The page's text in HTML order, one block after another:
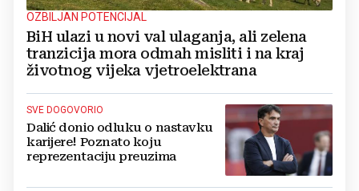
OZBILJAN POTENCIJAL
BiH ulazi u novi val ulaganja, ali zelena
tranzicija mora odmah misliti i na kraj
životnog vijeka vjetroelektrana
SVE DOGOVORIO
Dalić donio odluku o nastavku
karijere! Poznato koju
reprezentaciju preuzima